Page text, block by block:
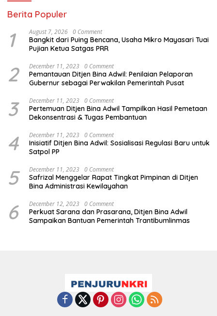
Berita Populer
1 August 7, 2026 0 Comment
Bangkit dari Puing Bencana, Usaha Mikro Mayasari Tuai
Pujian Ketua Satgas PRR
2 December 11, 2023 0 Comment
Pemantauan Ditjen Bina Adwil: Penilaian Pelaporan
Gubernur sebagai Perwakilan Pemerintah Pusat
3 December 11, 2023 0 Comment
Pertemuan Ditjen Bina Adwil Tampilkan Hasil Pemetaan
Dekonsentrasi & Tugas Pembantuan
4 December 11, 2023 0 Comment
Inisiatif Ditjen Bina Adwil: Sosialisasi Regulasi Baru untuk
Satpol PP
5 December 11, 2023 0 Comment
Safrizal Menggelar Rapat Tingkat Pimpinan di Ditjen
Bina Administrasi Kewilayahan
6 December 12, 2023 0 Comment
Perkuat Sarana dan Prasarana, Ditjen Bina Adwil
Sampaikan Bantuan Pemerintah Trantibumlinmas